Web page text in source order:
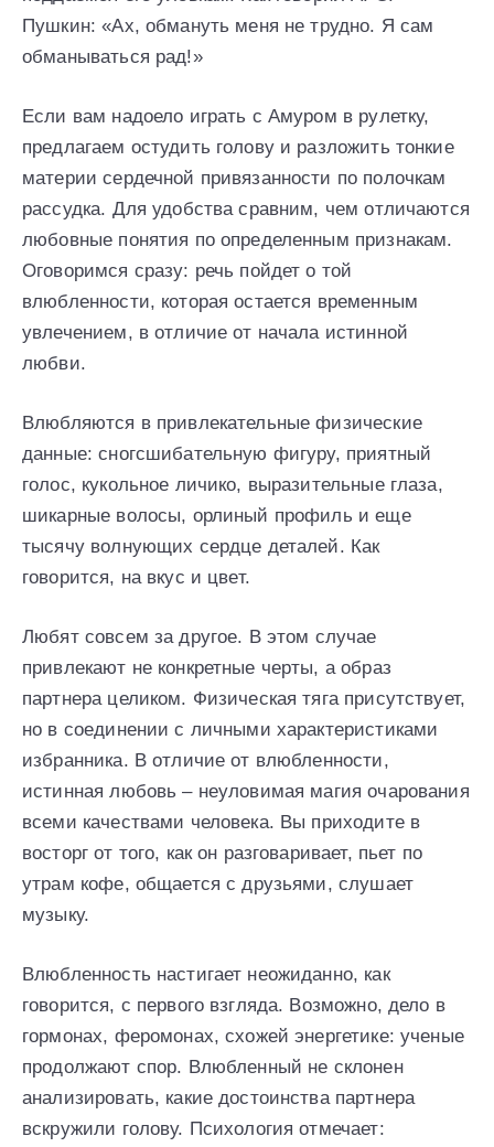
Пушкин: «Ах, обмануть меня не трудно. Я сам
обманываться рад!»
Если вам надоело играть с Амуром в рулетку,
предлагаем остудить голову и разложить тонкие
материи сердечной привязанности по полочкам
рассудка. Для удобства сравним, чем отличаются
любовные понятия по определенным признакам.
Оговоримся сразу: речь пойдет о той
влюбленности, которая остается временным
увлечением, в отличие от начала истинной
любви.
Влюбляются в привлекательные физические
данные: сногсшибательную фигуру, приятный
голос, кукольное личико, выразительные глаза,
шикарные волосы, орлиный профиль и еще
тысячу волнующих сердце деталей. Как
говорится, на вкус и цвет.
Любят совсем за другое. В этом случае
привлекают не конкретные черты, а образ
партнера целиком. Физическая тяга присутствует,
но в соединении с личными характеристиками
избранника. В отличие от влюбленности,
истинная любовь – неуловимая магия очарования
всеми качествами человека. Вы приходите в
восторг от того, как он разговаривает, пьет по
утрам кофе, общается с друзьями, слушает
музыку.
Влюбленность настигает неожиданно, как
говорится, с первого взгляда. Возможно, дело в
гормонах, феромонах, схожей энергетике: ученые
продолжают спор. Влюбленный не склонен
анализировать, какие достоинства партнера
вскружили голову. Психология отмечает: